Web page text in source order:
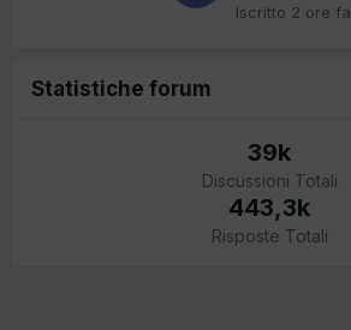
Iscritto 2 ore fa
Statistiche forum
39k
Discussioni Totali
443,3k
Risposte Totali